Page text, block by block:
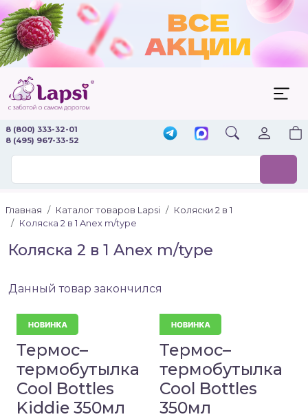
8 (800) 333-32-01
8 (495) 967-33-52
Главная Каталог товаров Lapsi
Коляски 2 в 1
Коляска 2 в 1 Anex m/type
Коляска 2 в 1 Anex m/type
Данный товар закончился
Термос–
термобутылка
Cool Bottles
Kiddie 350мл
Термос–
термобутылка
Cool Bottles
350мл